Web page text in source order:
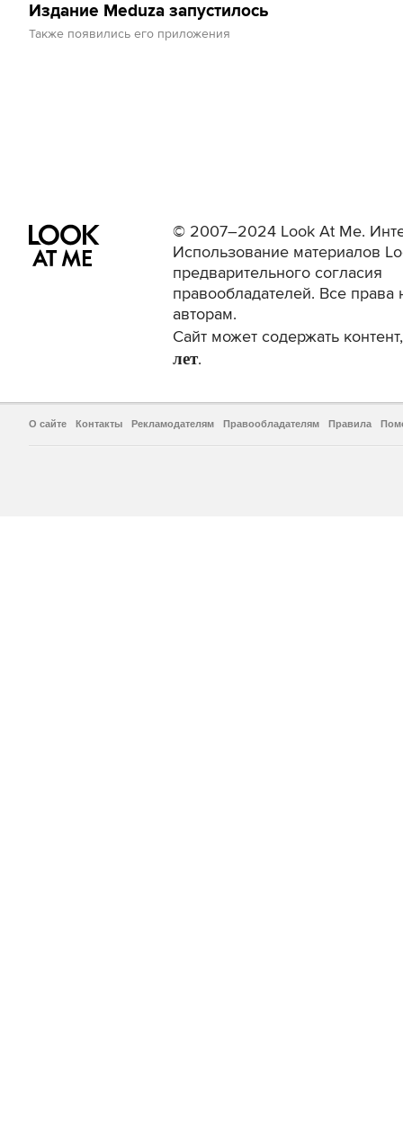
Издание Meduza запустилось
Также появились его приложения
© 2007–2024 Look At Me.
Использование материалов
предварительного согласия
правообладателей. Все права
авторам.
Сайт может содержать
лет.
О сайте Контакты Рекламодателям Правообладателям Правила